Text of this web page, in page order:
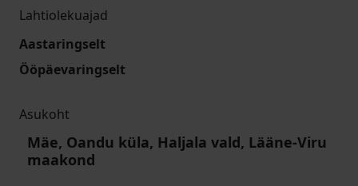
Lahtiolekuajad
Aastaringselt
Ööpäevaringselt
Asukoht
Mäe, Oandu küla, Haljala vald, Lääne-Viru
maakond